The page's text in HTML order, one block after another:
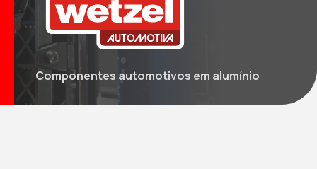
Componentes automotivos em alumínio